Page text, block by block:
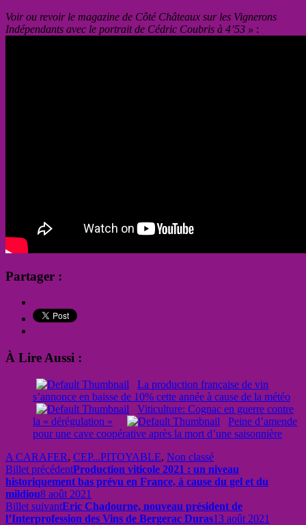
Voir ou revoir le magazine de Côté Châteaux sur les Vignerons
Indépendants avec le portrait de Cédric Coubris à 4’53 » :
Partager :
À Lire Aussi :
La production française de vin
s’annonce en baisse de 10% cette année à cause de la météo
Viticulture: Cognac en guerre contre
la « dérégulation »
Peine d’amende
pour une cave coopérative après la mort d’une saisonnière
A CARAFER, CEP...PITOYABLE, Non classé
Billet précédentProduction viticole 2021 : un niveau
historiquement bas prévu en France, à cause du gel et du
mildiou8 août 2021
Billet suivantEric Chadourne, nouveau président de
l’Interprofession des Vins de Bergerac Duras13 août 2021